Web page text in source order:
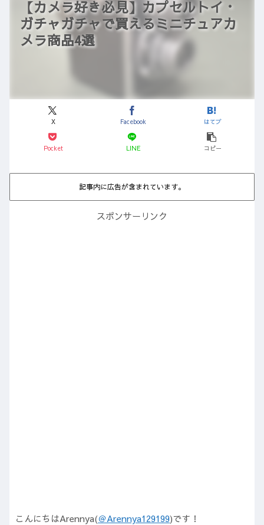
【カメラ好き必見】カプセルトイ・
ガチャガチャで買えるミニチュアカ
メラ商品4選
X Facebook はてブ
Pocket LINE コピー
記事内に広告が含まれています。
スポンサーリンク
こんにちはArennya(＠Arennya129199)です！